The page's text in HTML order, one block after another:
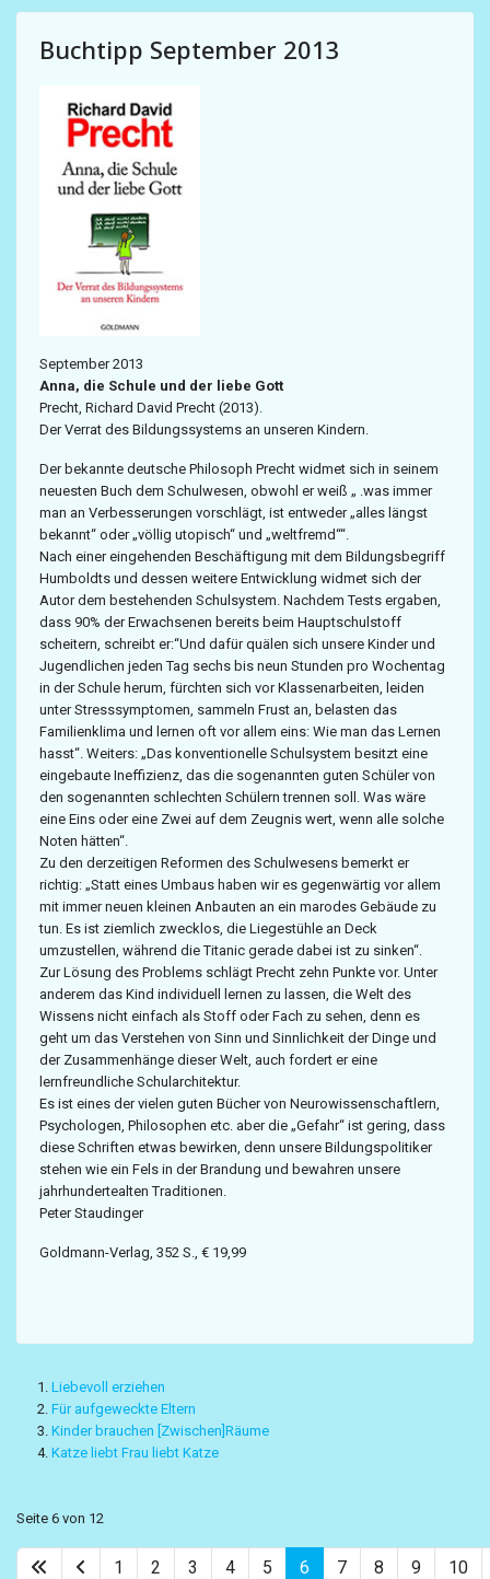
Buchtipp September 2013
September 2013
Anna, die Schule und der liebe Gott
Precht, Richard David Precht (2013).
Der Verrat des Bildungssystems an unseren Kindern.
Der bekannte deutsche Philosoph Precht widmet sich in seinem
neuesten Buch dem Schulwesen, obwohl er weiß „ .was immer
man an Verbesserungen vorschlägt, ist entweder „alles längst
bekannt“ oder „völlig utopisch“ und „weltfremd““.
Nach einer eingehenden Beschäftigung mit dem Bildungsbegriff
Humboldts und dessen weitere Entwicklung widmet sich der
Autor dem bestehenden Schulsystem. Nachdem Tests ergaben,
dass 90% der Erwachsenen bereits beim Hauptschulstoff
scheitern, schreibt er:“Und dafür quälen sich unsere Kinder und
Jugendlichen jeden Tag sechs bis neun Stunden pro Wochentag
in der Schule herum, fürchten sich vor Klassenarbeiten, leiden
unter Stresssymptomen, sammeln Frust an, belasten das
Familienklima und lernen oft vor allem eins: Wie man das Lernen
hasst“. Weiters: „Das konventionelle Schulsystem besitzt eine
eingebaute Ineffizienz, das die sogenannten guten Schüler von
den sogenannten schlechten Schülern trennen soll. Was wäre
eine Eins oder eine Zwei auf dem Zeugnis wert, wenn alle solche
Noten hätten“.
Zu den derzeitigen Reformen des Schulwesens bemerkt er
richtig: „Statt eines Umbaus haben wir es gegenwärtig vor allem
mit immer neuen kleinen Anbauten an ein marodes Gebäude zu
tun. Es ist ziemlich zwecklos, die Liegestühle an Deck
umzustellen, während die Titanic gerade dabei ist zu sinken“.
Zur Lösung des Problems schlägt Precht zehn Punkte vor. Unter
anderem das Kind individuell lernen zu lassen, die Welt des
Wissens nicht einfach als Stoff oder Fach zu sehen, denn es
geht um das Verstehen von Sinn und Sinnlichkeit der Dinge und
der Zusammenhänge dieser Welt, auch fordert er eine
lernfreundliche Schularchitektur.
Es ist eines der vielen guten Bücher von Neurowissenschaftlern,
Psychologen, Philosophen etc. aber die „Gefahr“ ist gering, dass
diese Schriften etwas bewirken, denn unsere Bildungspolitiker
stehen wie ein Fels in der Brandung und bewahren unsere
jahrhundertealten Traditionen.
Peter Staudinger
Goldmann-Verlag, 352 S., € 19,99
Liebevoll erziehen
Für aufgeweckte Eltern
Kinder brauchen [Zwischen]Räume
Katze liebt Frau liebt Katze
Seite 6 von 12
1 2 3 4 5 6 7 8 9 10